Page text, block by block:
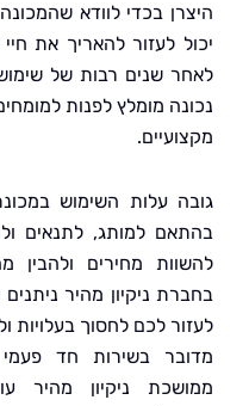
בכדי לוודא שהמכונה פועלת
לעזור להאריך את חיי
שנים רבות של שימוש. על
מומלץ לפנות למומחים
עלות השימוש במכונת ניקוי
למותג, לתנאים
מחירים ולהבין מה
ניקיון מהיר ניתנים
לכם לחסוך בעלויות ולקבל
בשירות חד פעמי או
ניקיון מהיר עומדת